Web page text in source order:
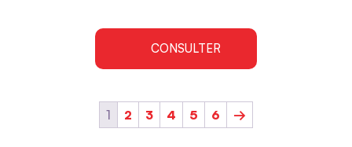
CONSULTER
1 2 3 4 5 6 →